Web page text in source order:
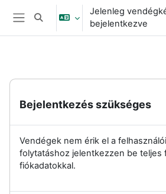
Tovább a fő tartalomhoz
Oldalpanel
Keresési bemeneti adatok váltása
Jelenleg
bejelentkezve
Bejelentkezés szükséges
Vendégek nem érik el a
folytatáshoz jelentkezzen be teljes
fiókadatokkal.